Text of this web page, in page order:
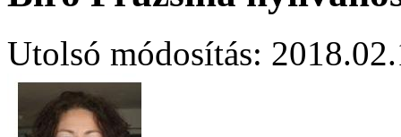
Utolsó módosítás: